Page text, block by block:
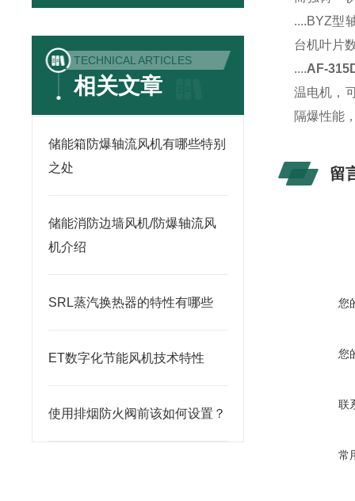
TECHNICAL ARTICLES
相关文章
储能箱防爆轴流风机有哪些特别
之处
储能消防边墙风机/防爆轴流风
机介绍
SRL蒸汽换热器的特性有哪些
ET数字化节能风机技术特性
使用排烟防火阀前该如何设置？
....BYZ型
台机叶片
....AF-
温电机，
隔爆性能
留
您
您
联
常